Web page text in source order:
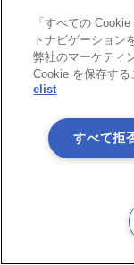
ASTERIA Warp
「すべての
トナビゲーション
弊社のマーケティ
Cookie を保存する
elist
すべて拒